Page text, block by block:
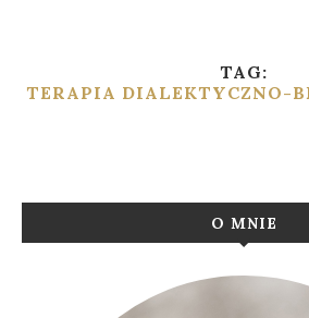
TAG:
TERAPIA DIALEKTYCZNO-
O MNIE